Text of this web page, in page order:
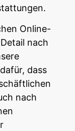
Online-
nach
dass
nach